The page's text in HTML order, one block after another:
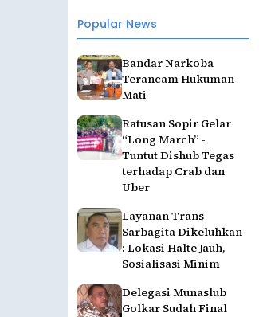
Popular News
Bandar Narkoba
Terancam Hukuman
Mati
Ratusan Sopir Gelar
“Long March” -
Tuntut Dishub Tegas
terhadap Crab dan
Uber
Layanan Trans
Sarbagita Dikeluhkan
: Lokasi Halte Jauh,
Sosialisasi Minim
Delegasi Munaslub
Golkar Sudah Final